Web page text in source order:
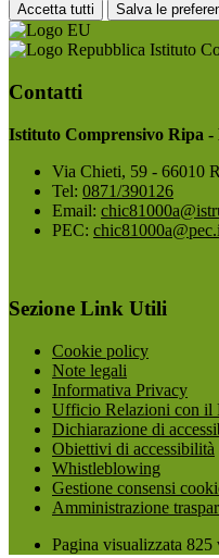
Accetta tutti Salva le
Istituto
Contatti
Istituto Comprensivo Ripa -
Via Chieti, 59 - 66010
Tel: 0871/390126
Email:
PEC:
Sezione Link Utili
Cookie policy
Note legali
Informativa Privacy
Ufficio Relazioni con il
Dichiarazione di
Obiettivi di accessibilità
Whistleblowing
Gestione consensi
Amministrazione
Pagina visualizzata 825